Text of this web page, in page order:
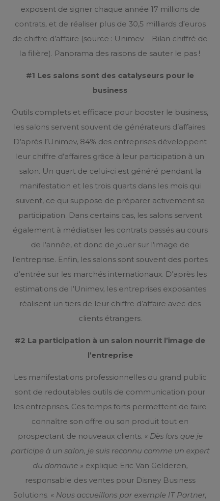
exposent de signer chaque année 17 millions de
contrats, et de réaliser plus de 30,5 milliards d’euros
de chiffre d’affaire (source : Unimev – Bilan chiffré de
la filière). Panorama des raisons de sauter le pas !
#1 Les salons sont des catalyseurs pour le
business
Outils complets et efficace pour booster le business,
les salons servent souvent de générateurs d’affaires.
D’après l’Unimev, 84% des entreprises développent
leur chiffre d’affaires grâce à leur participation à un
salon. Un quart de celui-ci est généré pendant la
manifestation et les trois quarts dans les mois qui
suivent, ce qui suppose de préparer activement sa
participation. Dans certains cas, les salons servent
également à médiatiser les contrats passés au cours
de l’année, et donc de jouer sur l’image de
l’entreprise. Enfin, les salons sont souvent des portes
d’entrée sur les marchés internationaux. D’après les
estimations de l’Unimev, les entreprises exposantes
réalisent un tiers de leur chiffre d’affaire avec des
clients étrangers.
#2 La participation à un salon nourrit l’image de
l’entreprise
Les manifestations professionnelles ou grand public
sont de redoutables outils de communication pour
les entreprises. Ces temps forts permettent de faire
connaître son offre ou son produit tout en
prospectant de nouveaux clients. « Dès lors que je
participe à un salon, je suis reconnu comme un expert
du domaine » explique Eric Van Gelderen,
responsable des ventes pour Disney Business
Solutions. « Nous accueillons par exemple IT Partner,